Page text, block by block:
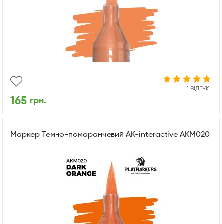
1 ВІДГУК
165 грн.
Маркер Темно-помаранчевий AK-interactive AKM020